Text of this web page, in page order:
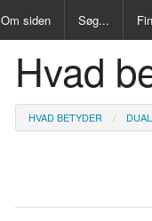
Om siden Søg...
Hvad
HVAD BETYDER